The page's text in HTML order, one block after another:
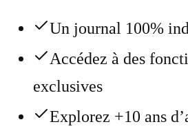
Un journal 100%
Accédez à des
exclusives
Explorez +10 ans